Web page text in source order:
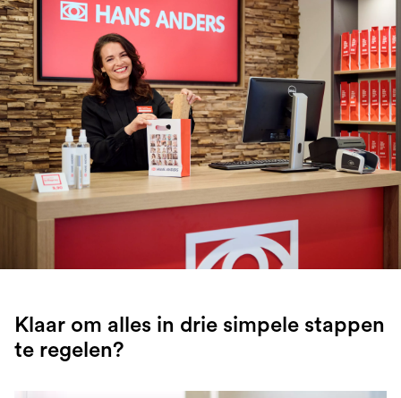
Klaar om alles in drie simpele stappen
te regelen?